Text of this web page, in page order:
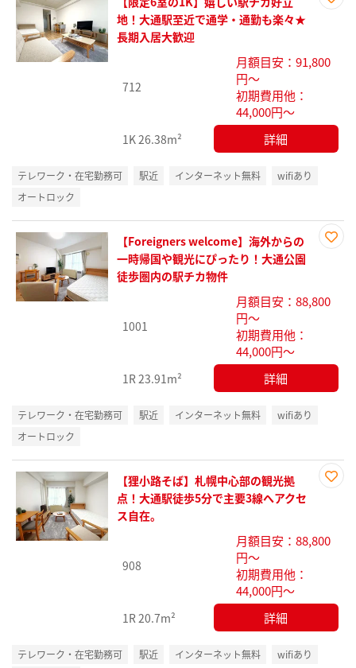
録
地！大通駅至近で通学・通勤も楽々★
長期入居大歓迎
712
月額目安：91,800
円～
初期費用他：
44,000円～
1K26.38m² 詳細
テレワーク・在宅勤務可 駅近 インターネット無料
wifiあり
オートロック
録
【Foreigners welcome】海外からの
一時帰国や観光にぴったり！大通公園
徒歩圏内の駅チカ物件
1001
月額目安：88,800
円～
初期費用他：
44,000円～
1R 23.91m² 詳細
テレワーク・在宅勤務可 駅近 インターネット無料
wifiあり
オートロック
録
【狸小路そば】札幌中心部の観光拠
点！大通駅徒歩5分で主要3線へアクセ
ス自在。
908
月額目安：88,800
円～
初期費用他：
44,000円～
1R 20.7m² 詳細
テレワーク・在宅勤務可 駅近 インターネット無料
wifiあり